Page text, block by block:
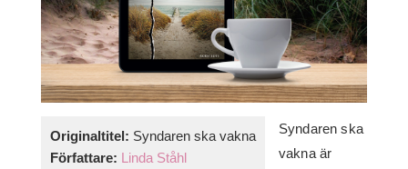
Originaltitel: Syndaren ska vakna
Författare: Linda Ståhl
Syndaren ska
vakna är